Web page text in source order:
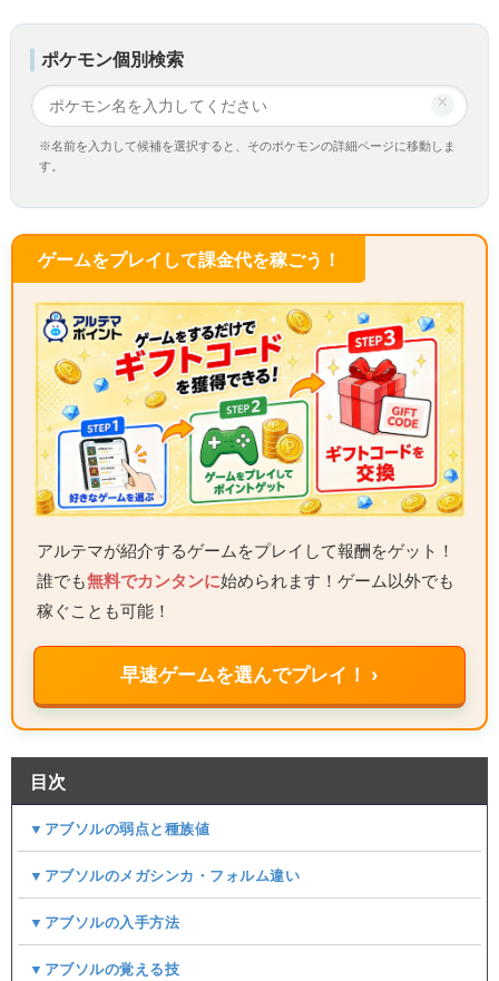
ポケモン個別検索
×
※名前を入力して候補を選択すると、そのポケモンの詳細ページに移動しま
す。
ゲームをプレイして課金代を稼ごう！
アルテマが紹介するゲームをプレイして報酬をゲット！
誰でも無料でカンタンに始められます！ゲーム以外でも
稼ぐことも可能！
早速ゲームを選んでプレイ！ ›
目次
▼アブソルの弱点と種族値
▼アブソルのメガシンカ・フォルム違い
▼アブソルの入手方法
▼アブソルの覚える技